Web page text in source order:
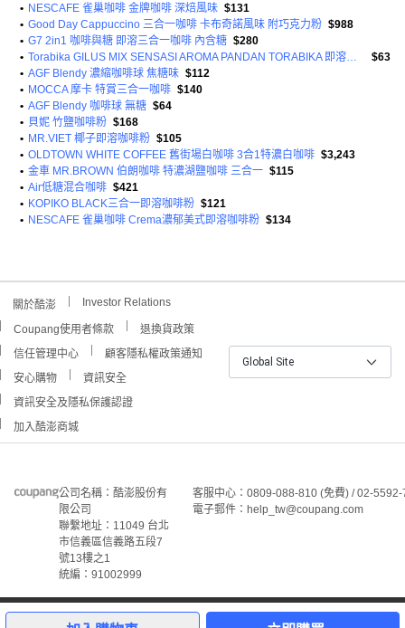
• NESCAFE 雀巢咖啡 金牌咖啡 深焙風味 $131
• Good Day Cappuccino 三合一咖啡 卡布奇諾風味 附巧克力粉 $988
• G7 2in1 咖啡與糖 即溶三合一咖啡 內含糖 $280
•
Torabika GILUS MIX SENSASI AROMA PANDAN TORABIKA 即溶咖啡
$63
• AGF Blendy 濃縮咖啡球 焦糖味 $112
• MOCCA 摩卡 特賞三合一咖啡 $140
• AGF Blendy 咖啡球 無糖 $64
• 貝妮 竹鹽咖啡粉 $168
• MR.VIET 椰子即溶咖啡粉 $105
• OLDTOWN WHITE COFFEE 舊街場白咖啡 3合1特濃白咖啡 $3,243
• 金車 MR.BROWN 伯朗咖啡 特濃湖鹽咖啡 三合一 $115
• Air低糖混合咖啡 $421
• KOPIKO BLACK三合一即溶咖啡粉 $121
• NESCAFE 雀巢咖啡 Crema濃郁美式即溶咖啡粉 $134
關於酷澎 Investor Relations
Coupang使用者條款
退換貨政策
信任管理中心
顧客隱私權政策通知
安心購物
資訊安全
資訊安全及隱私保護認證
加入酷澎商城
Global Site
公司名稱：酷澎股份有
限公司
聯繫地址：11049 台北
市信義區信義路五段7
號13樓之1
統編：91002999
客服中心：0809-088-810 (免費) / 02-
電子郵件：help_tw@coupang.com
©Coupang Taiwan Co., Ltd. 保留所有權利。
本網站上顯示的所有商標、標誌和服務標誌均為酷澎股份有